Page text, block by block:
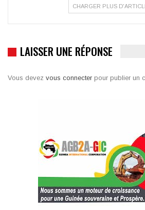
CHARGER PLUS
LAISSER UNE RÉPONSE
Vous devez vous connecter pour publier un